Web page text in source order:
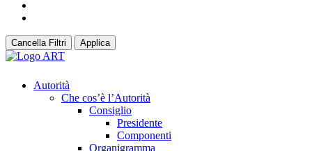
Cancella Filtri Applica
Autorità
Che cos’è l’Autorità
Consiglio
Presidente
Componenti
Organigramma